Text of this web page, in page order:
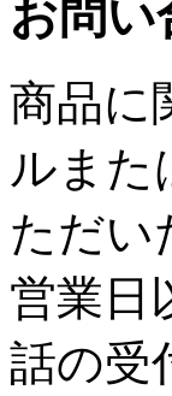
お問
商品に
ルまた
ただい
営業日
話の受